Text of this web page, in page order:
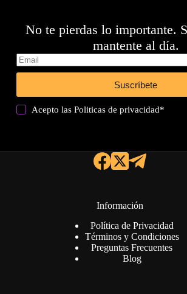
No te pierdas lo importante.
mantente al día.
Suscríbete
Acepto lasPoliticas de privacidad*
Información
Política de Privacidad
Términos y Condiciones
Preguntas Frecuentes
Blog